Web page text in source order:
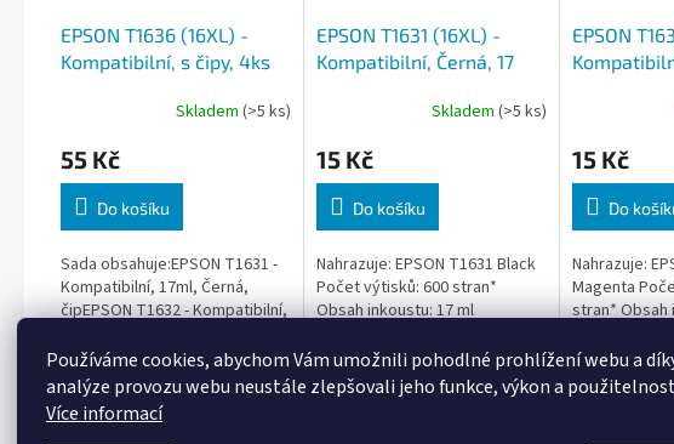
Používáme cookies, abychom Vám umožnili pohodlné prohlížení webu a
analýze provozu webu neustále zlepšovali jeho funkce, výkon a
Více informací
EPSON T1636 (16XL) -
Kompatibilní, s čipy, 4ks
Skladem (>5 ks)
55 Kč
Do košíku
Sada obsahuje:EPSON T1631 -
Kompatibilní, 17ml, Černá,
čipEPSON T1632 - Kompatibilní,
T1633 - Kompatibilní, 15ml,
Purpurová, čipEPSON T1634 -...
EPSON T1631 (16XL) -
Kompatibilní, Černá, 17
Skladem (>5 ks)
15 Kč
Do košíku
Nahrazuje: EPSON T1631 Black
Počet výtisků: 600 stran*
Obsah inkoustu: 17 ml
EPSON
15 Kč
Do
Nahrazuje:
Magenta
stran* Obsah
Popis